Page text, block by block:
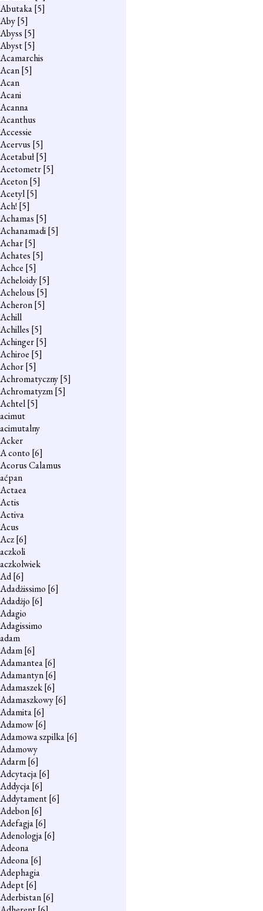
Abutaka[5]
Aby[5]
Abyss [5]
Abyst[5]
Acamarchis
Acan[5]
Acan
Acani
Acanna
Acanthus
Accessie
Acervus [5]
Acetabuł[5]
Acetometr[5]
Aceton[5]
Acetyl[5]
Ach! [5]
Achamas [5]
Achanamadi[5]
Achar[5]
Achates [5]
Achce [5]
Acheloidy[5]
Achelous [5]
Acheron[5]
Achill
Achilles [5]
Achinger[5]
Achiroe [5]
Achor[5]
Achromatyczny[5]
Achromatyzm[5]
Achtel[5]
acimut
acimutalny
Acker
A conto [6]
Acorus Calamus
aćpan
Actaea
Actis
Activa
Acus
Acz[6]
aczkoli
aczkolwiek
Ad[6]
Adadżissimo [6]
Adadżjo [6]
Adagio
Adagissimo
adam
Adam[6]
Adamantea[6]
Adamantyn[6]
Adamaszek[6]
Adamaszkowy[6]
Adamita[6]
Adamow[6]
Adamowa szpilka[6]
Adamowy
Adarm[6]
Adcytacja[6]
Addycja[6]
Addytament[6]
Adebon[6]
Adefagja[6]
Adenologja[6]
Adeona
Adeona[6]
Adephagia
Adept[6]
Aderbistan[6]